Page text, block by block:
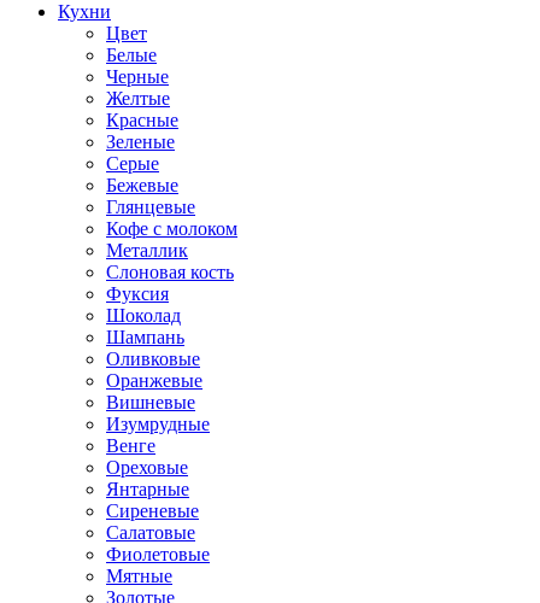
Кухни
Цвет
Белые
Черные
Желтые
Красные
Зеленые
Серые
Бежевые
Глянцевые
Кофе с молоком
Металлик
Слоновая кость
Фуксия
Шоколад
Шампань
Оливковые
Оранжевые
Вишневые
Изумрудные
Венге
Ореховые
Янтарные
Сиреневые
Салатовые
Фиолетовые
Мятные
Золотые